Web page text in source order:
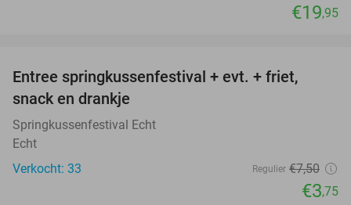
€19,95
Entree springkussenfestival + evt. + friet,
snack en drankje
Springkussenfestival Echt
Echt
Verkocht: 33
Regulier €7,50
€3,75